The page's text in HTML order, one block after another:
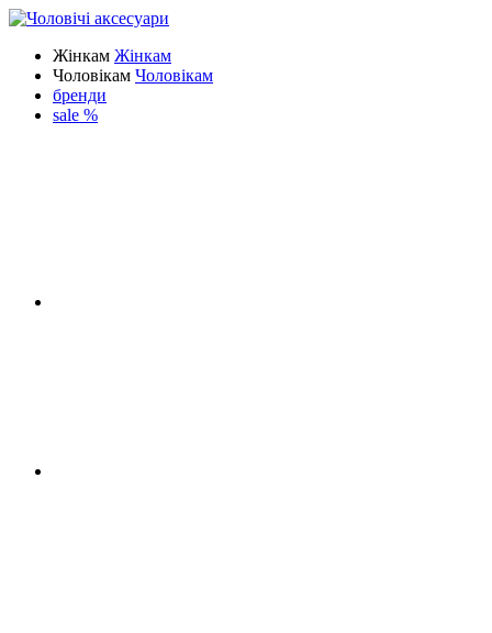
Жінкам Жінкам
Чоловікам Чоловікам
бренди
sale %